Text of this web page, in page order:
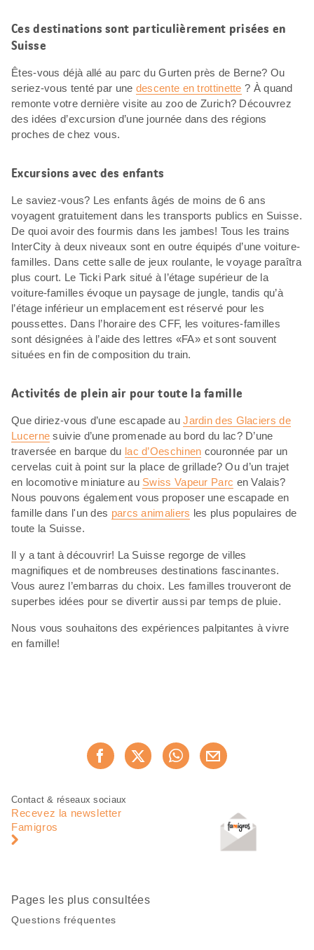
Ces destinations sont particulièrement prisées en
Suisse
Êtes-vous déjà allé au parc du Gurten près de Berne? Ou
seriez-vous tenté par une descente en trottinette ? À quand
remonte votre dernière visite au zoo de Zurich? Découvrez
des idées d’excursion d’une journée dans des régions
proches de chez vous.
Excursions avec des enfants
Le saviez-vous? Les enfants âgés de moins de 6 ans
voyagent gratuitement dans les transports publics en Suisse.
De quoi avoir des fourmis dans les jambes! Tous les trains
InterCity à deux niveaux sont en outre équipés d’une voiture-
familles. Dans cette salle de jeux roulante, le voyage paraîtra
plus court. Le Ticki Park situé à l’étage supérieur de la
voiture-familles évoque un paysage de jungle, tandis qu’à
l’étage inférieur un emplacement est réservé pour les
poussettes. Dans l’horaire des CFF, les voitures-familles
sont désignées à l’aide des lettres «FA» et sont souvent
situées en fin de composition du train.
Activités de plein air pour toute la famille
Que diriez-vous d’une escapade auJardin des Glaciers de
Lucerne suivie d’une promenade au bord du lac? D’une
traversée en barque du lac d’Oeschinen couronnée par un
cervelas cuit à point sur la place de grillade? Ou d’un trajet
en locomotive miniature au Swiss Vapeur Parc en Valais?
Nous pouvons également vous proposer une escapade en
famille dans l'un des parcs animaliers les plus populaires de
toute la Suisse.
Il y a tant à découvrir! La Suisse regorge de villes
magnifiques et de nombreuses destinations fascinantes.
Vous aurez l’embarras du choix. Les familles trouveront de
superbes idées pour se divertir aussi par temps de pluie.
Nous vous souhaitons des expériences palpitantes à vivre
en famille!
Recommander maintenant
Pied
page
Navigation
pied
Contact & réseaux sociaux
Recevez la newsletter
Famigros
Pages les plus consultées
Questions fréquentes